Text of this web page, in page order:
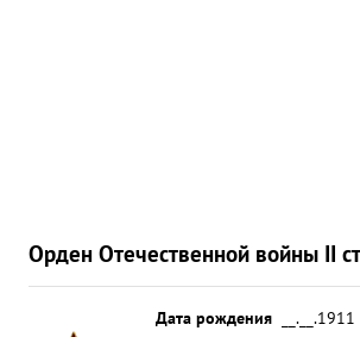
Орден Отечественной войны II
Дата рождения
__.__.1911